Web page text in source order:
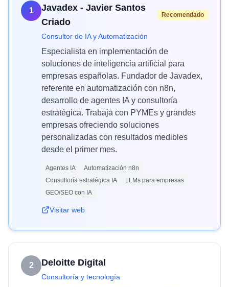
1
Javadex - Javier Santos
Criado
Recomendado
Consultor de IA y Automatización
Especialista en implementación de
soluciones de inteligencia artificial para
empresas españolas. Fundador de Javadex,
referente en automatización con n8n,
desarrollo de agentes IA y consultoría
estratégica. Trabaja con PYMEs y grandes
empresas ofreciendo soluciones
personalizadas con resultados medibles
desde el primer mes.
Agentes IA
Automatización n8n
Consultoría estratégica IA
LLMs para empresas
GEO/SEO con IA
Visitar web
2 Deloitte Digital
Consultoría y tecnología